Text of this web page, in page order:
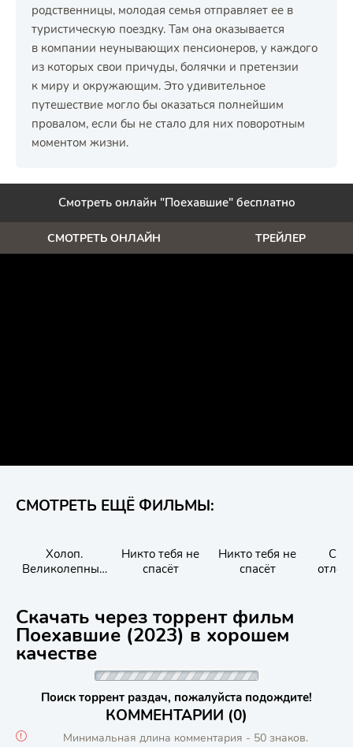
родственницы, молодая семья отправляет ее в
туристическую поездку. Там она оказывается
в компании неунывающих пенсионеров, у каждого
из которых свои причуды, болячки и претензии
к миру и окружающим. Это удивительное
путешествие могло бы оказаться полнейшим
провалом, если бы не стало для них поворотным
моментом жизни.
Смотреть онлайн "Поехавшие" бесплатно
СМОТРЕТЬ ОНЛАЙН ТРЕЙЛЕР
СМОТРЕТЬ ЕЩЁ ФИЛЬМЫ:
Холоп.
Великолепный
Никто тебя не
спасёт
Никто тебя не
спасёт
Скачать через торрент фильм
Поехавшие (2023) в хорошем
качестве
Поиск торрент раздач, пожалуйста подождите!
КОММЕНТАРИИ (0)
Минимальная длина комментария - 50 знаков.